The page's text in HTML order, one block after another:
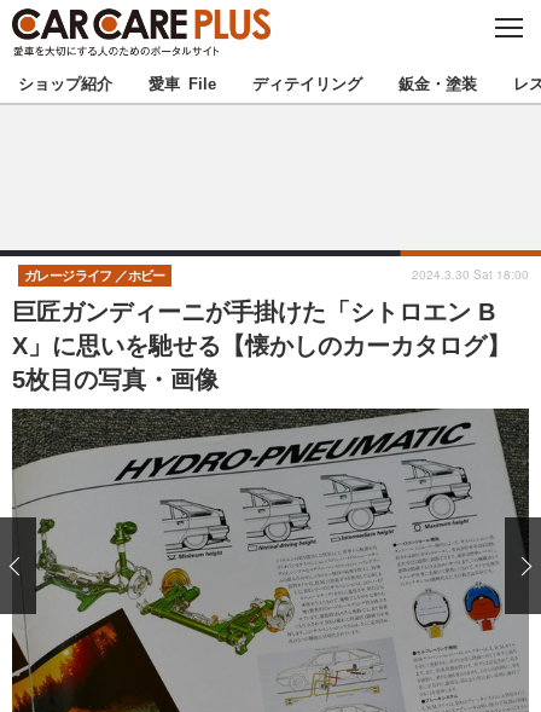
C
S
E
★カーケアプラス認定★ 厳選プロショップを地域から探す
甲信越 北陸
東海 関西
中国
九州 沖縄
注目の記事
ショップレポート 愛車 File
自動車豆知識 ストップ！不具合修理＆粗悪修理
鈑金・塗装
ディテイリング
ディテイリング 洗車
ヘッドライト磨き コーティング
フィルム・ラッピング
鈑金・塗装
小キズ直し 防錆
特集記事
ストップ 不具合修理＆粗悪修理
カーメーカー「旧車」関連プロジェ
ショップ紹介
ショップ紹介 愛車 File ディテイリング 鈑金・塗装 レ
巨匠ガンディーニが手掛けた「シトロエン B
X」に思いを馳せる【懐かしのカーカタログ】
5枚目の写真・画像
ガレージライフ ホビー 2024.3.30 Sat 18:00